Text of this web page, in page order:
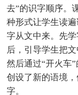
去”的识字顺序。
种形式让学生读
字从文中来。先
后，引导学生把
然后通过“开火车
创设了新的语境
字。